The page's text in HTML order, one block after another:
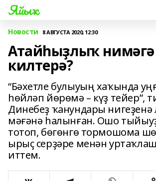
Яйыҡ
Новости 8 АВГУСТА 2020, 12:30
Атайһыҙлыҡ нимәгә
килтерә?
“Бәхетле булыуың хаҡында
һөйләп йөрөмә – күҙ тейер”,
Динебеҙ ҡанундары нигеҙенә
мәғәнә һалынған. Ошо
тотоп, бөгөнгө тормошома
ырыҫ серҙәре менән
иттем.